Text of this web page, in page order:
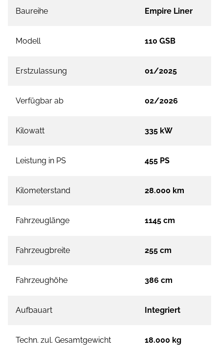
Baureihe Empire Liner
Modell 110 GSB
Erstzulassung 01/2025
Verfügbar ab 02/2026
Kilowatt 335 kW
Leistung in PS 455 PS
Kilometerstand 28.000 km
Fahrzeuglänge 1145 cm
Fahrzeugbreite 255 cm
Fahrzeughöhe 386 cm
Aufbauart Integriert
Techn. zul. Gesamtgewicht 18.000 kg